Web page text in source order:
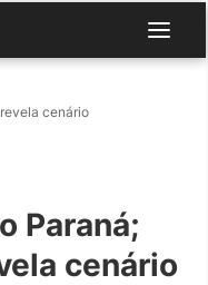
cenário
Paraná;
cenário